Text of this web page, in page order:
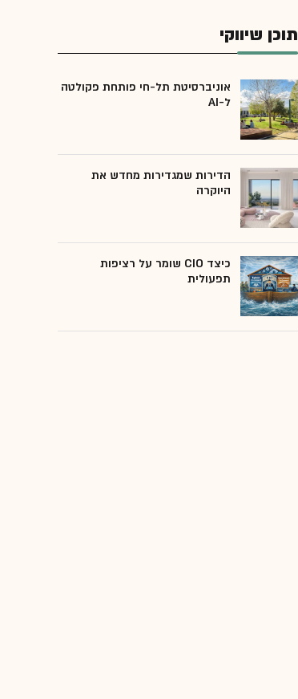
תוכן שיווקי
אוניברסיטת תל-חי פותחת פקולטה
ל-AI
הדירות שמגדירות מחדש את
היוקרה
כיצד CIO שומר על רציפות
תפעולית